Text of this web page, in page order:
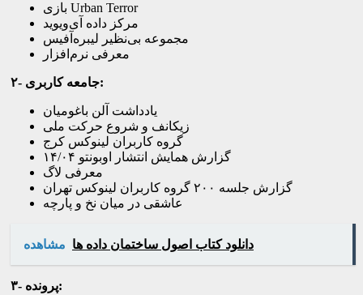
بازی Urban Terror
مرکز داده آی‌ویوید
مجموعه بی‌نظیر لیبره‌آفیس
معرفی نرم‌افزار
۲- جامعه کاربری:
یادداشت آلن باغومیان
زیکانف و شروع حرکت ملی
گروه کاربران لینوکس کرج
گزارش همایش انتشار اوبونتو ۱۴/۰۴
معرفی لاگ
گزارش جلسه ۲۰۰ گروه کاربران لینوکس تهران
عاشقی در میان نخ و پارچه
مشاهده دانلود کتاب اصول ساختمان داده ها
۳- پرونده: